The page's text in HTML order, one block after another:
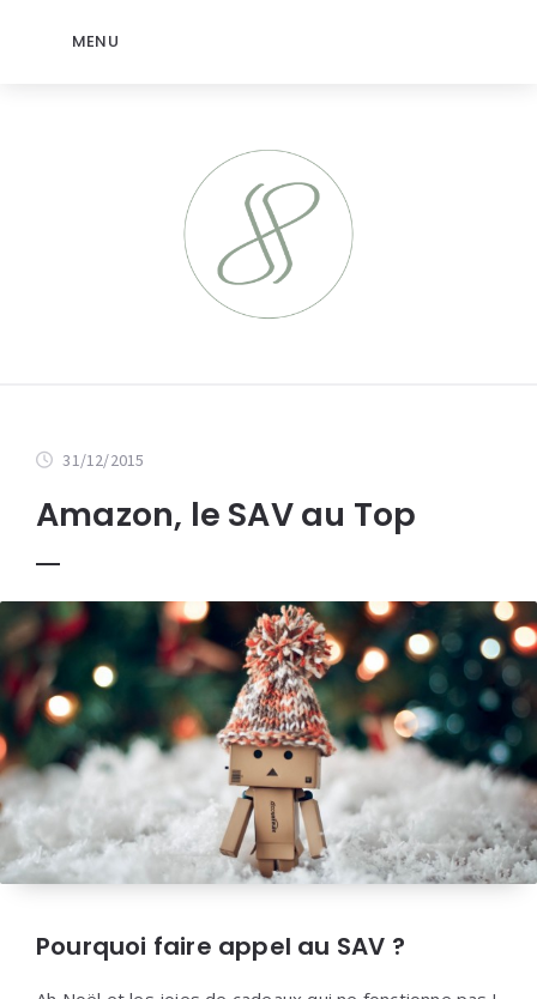
MENU
31/12/2015
Amazon, le SAV au Top
Pourquoi faire appel au SAV ?